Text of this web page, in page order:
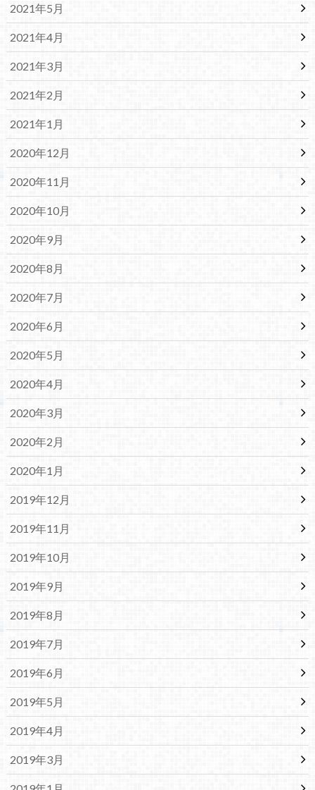
2021年5月
2021年4月
2021年3月
2021年2月
2021年1月
2020年12月
2020年11月
2020年10月
2020年9月
2020年8月
2020年7月
2020年6月
2020年5月
2020年4月
2020年3月
2020年2月
2020年1月
2019年12月
2019年11月
2019年10月
2019年9月
2019年8月
2019年7月
2019年6月
2019年5月
2019年4月
2019年3月